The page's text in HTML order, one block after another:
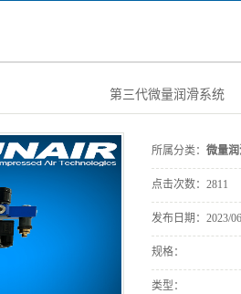
第三代微量润滑系统
所属分类： 微量
点击次数： 2811
发布日期： 2023/
规格：
类型：